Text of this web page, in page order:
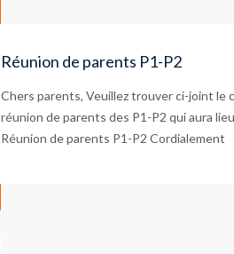
Réunion de parents P1-P2
Chers parents, Veuillez trouver ci-joint le
réunion de parents des P1-P2 qui aura
Réunion de parents P1-P2 Cordialement